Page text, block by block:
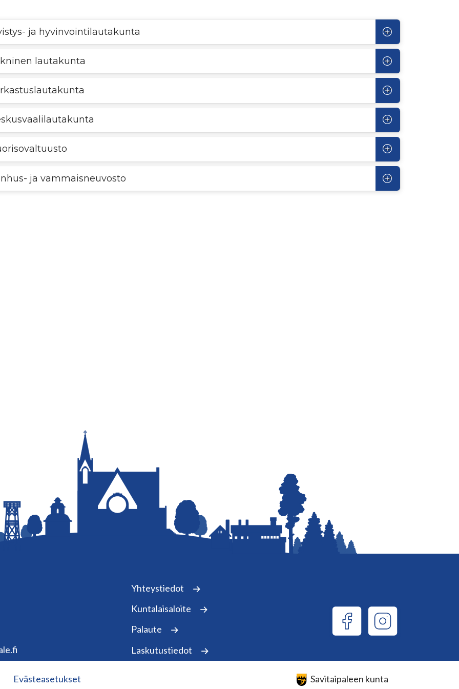
ja hyvinvointilautakunta
lautakunta
ja vammaisneuvosto
Yhteystiedot
Kuntalaisaloite
Palaute
Laskutustiedot
Evästeasetukset Savitaipaleen kunta